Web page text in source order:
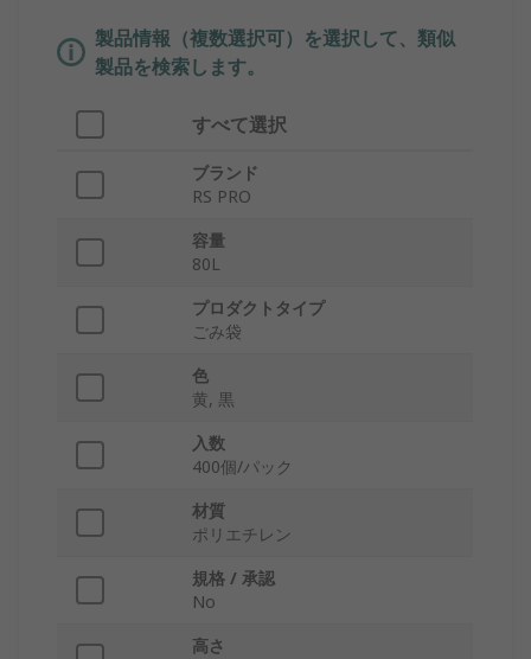
製品情報（複数選択可）を選択して、類似
製品を検索します。
すべて選択
ブランド
RS PRO
容量
80L
プロダクトタイプ
ごみ袋
色
黄, 黒
入数
400個/パック
材質
ポリエチレン
規格 / 承認
No
高さ